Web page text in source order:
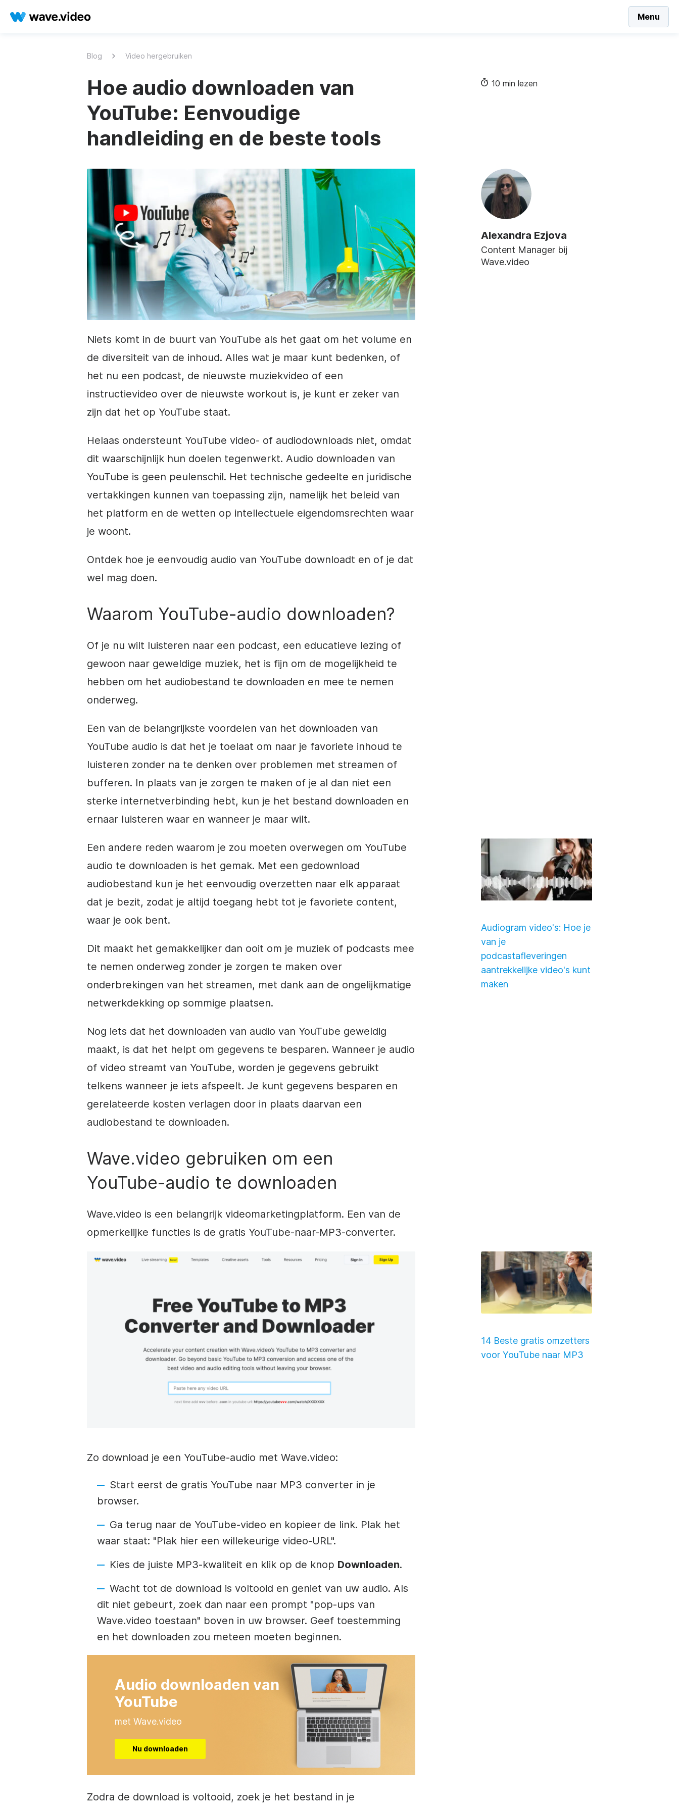
Menu
Blog Video hergebruiken
Hoe audio downloaden van
YouTube: Eenvoudige
handleiding en de beste tools
10 min lezen
Alexandra Ezjova
Content Manager bij
Wave.video
Niets komt in de buurt van YouTube als het gaat om het volume en
de diversiteit van de inhoud. Alles wat je maar kunt bedenken, of
het nu een podcast, de nieuwste muziekvideo of een
instructievideo over de nieuwste workout is, je kunt er zeker van
zijn dat het op YouTube staat.
Helaas ondersteunt YouTube video- of audiodownloads niet, omdat
dit waarschijnlijk hun doelen tegenwerkt. Audio downloaden van
YouTube is geen peulenschil. Het technische gedeelte en juridische
vertakkingen kunnen van toepassing zijn, namelijk het beleid van
het platform en de wetten op intellectuele eigendomsrechten waar
je woont.
Ontdek hoe je eenvoudig audio van YouTube downloadt en of je dat
wel mag doen.
Waarom YouTube-audio downloaden?
Of je nu wilt luisteren naar een podcast, een educatieve lezing of
gewoon naar geweldige muziek, het is fijn om de mogelijkheid te
hebben om het audiobestand te downloaden en mee te nemen
onderweg.
Een van de belangrijkste voordelen van het downloaden van
YouTube audio is dat het je toelaat om naar je favoriete inhoud te
luisteren zonder na te denken over problemen met streamen of
bufferen. In plaats van je zorgen te maken of je al dan niet een
sterke internetverbinding hebt, kun je het bestand downloaden en
ernaar luisteren waar en wanneer je maar wilt.
Audiogram video's: Hoe je
van je
podcastafleveringen
aantrekkelijke video's kunt
maken
Een andere reden waarom je zou moeten overwegen om YouTube
audio te downloaden is het gemak. Met een gedownload
audiobestand kun je het eenvoudig overzetten naar elk apparaat
dat je bezit, zodat je altijd toegang hebt tot je favoriete content,
waar je ook bent.
Dit maakt het gemakkelijker dan ooit om je muziek of podcasts mee
te nemen onderweg zonder je zorgen te maken over
onderbrekingen van het streamen, met dank aan de ongelijkmatige
netwerkdekking op sommige plaatsen.
Nog iets dat het downloaden van audio van YouTube geweldig
maakt, is dat het helpt om gegevens te besparen. Wanneer je audio
of video streamt van YouTube, worden je gegevens gebruikt
telkens wanneer je iets afspeelt. Je kunt gegevens besparen en
gerelateerde kosten verlagen door in plaats daarvan een
audiobestand te downloaden.
Wave.video gebruiken om een
YouTube-audio te downloaden
Wave.video is een belangrijk videomarketingplatform. Een van de
opmerkelijke functies is de gratis YouTube-naar-MP3-converter.
14 Beste gratis omzetters
voor YouTube naar MP3
Zo download je een YouTube-audio met Wave.video:
Start eerst de gratis YouTube naar MP3 converter in je
browser.
Ga terug naar de YouTube-video en kopieer de link. Plak het
waar staat: "Plak hier een willekeurige video-URL".
Kies de juiste MP3-kwaliteit en klik op de knop Downloaden.
Wacht tot de download is voltooid en geniet van uw audio. Als
dit niet gebeurt, zoek dan naar een prompt "pop-ups van
Wave.video toestaan" boven in uw browser. Geef toestemming
en het downloaden zou meteen moeten beginnen.
Audio downloaden van
YouTube
met Wave.video
Nu downloaden
Zodra de download is voltooid, zoek je het bestand in je